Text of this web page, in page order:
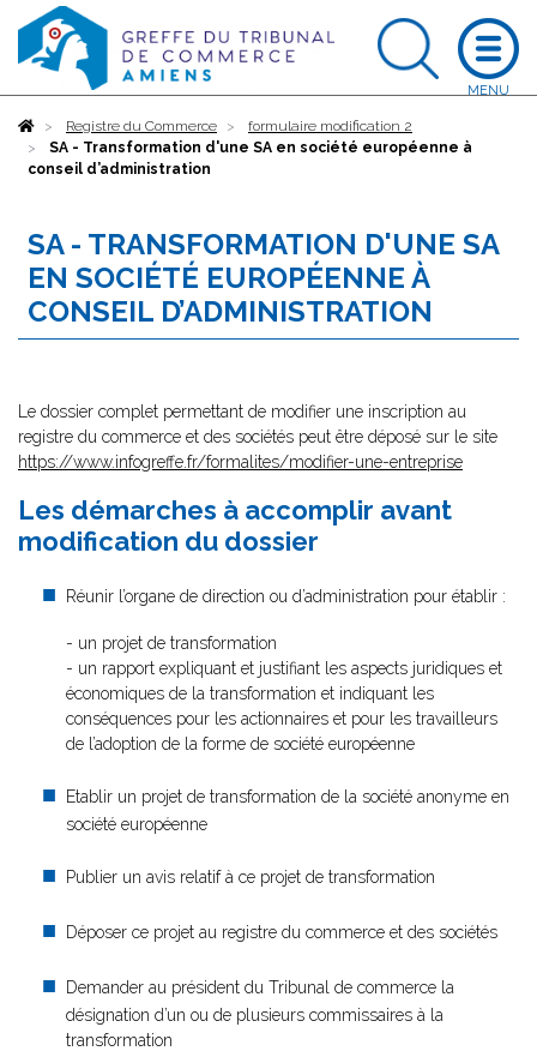
AccueilRegistre du Commerce
formulaire modification 2
SA - Transformation d'une SA en société européenne à
conseil d’administration
SA - TRANSFORMATION D'UNE SA
EN SOCIÉTÉ EUROPÉENNE À
CONSEIL D’ADMINISTRATION
Le dossier complet permettant de modifier une inscription au
registre du commerce et des sociétés peut être déposé sur le site
https://www.infogreffe.fr/formalites/modifier-une-entreprise
Les démarches à accomplir avant
modification du dossier
Réunir l’organe de direction ou d’administration pour établir :
- un projet de transformation
- un rapport expliquant et justifiant les aspects juridiques et
économiques de la transformation et indiquant les
conséquences pour les actionnaires et pour les travailleurs
de l’adoption de la forme de société européenne
Etablir un projet de transformation de la société anonyme en
société européenne
Publier un avis relatif à ce projet de transformation
Déposer ce projet au registre du commerce et des sociétés
Demander au président du Tribunal de commerce la
désignation d’un ou de plusieurs commissaires à la
transformation